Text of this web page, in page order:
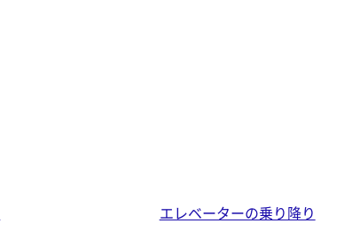
エレベーターの乗り降り